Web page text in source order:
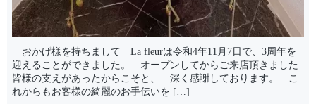
おかげ様を持ちまして La fleurは令和4年11月7日で、3周年を
迎えることができました。 オープンしてからご来店頂きました
皆様の支えがあったからこそと、 深く感謝しております。 こ
れからもお客様の綺麗のお手伝いを […]